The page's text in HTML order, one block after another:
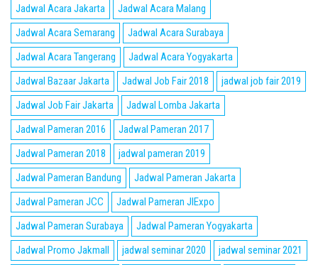
Jadwal Acara Jakarta
Jadwal Acara Malang
Jadwal Acara Semarang
Jadwal Acara Surabaya
Jadwal Acara Tangerang
Jadwal Acara Yogyakarta
Jadwal Bazaar Jakarta
Jadwal Job Fair 2018
jadwal job fair 2019
Jadwal Job Fair Jakarta
Jadwal Lomba Jakarta
Jadwal Pameran 2016
Jadwal Pameran 2017
Jadwal Pameran 2018
jadwal pameran 2019
Jadwal Pameran Bandung
Jadwal Pameran Jakarta
Jadwal Pameran JCC
Jadwal Pameran JIExpo
Jadwal Pameran Surabaya
Jadwal Pameran Yogyakarta
Jadwal Promo Jakmall
jadwal seminar 2020
jadwal seminar 2021